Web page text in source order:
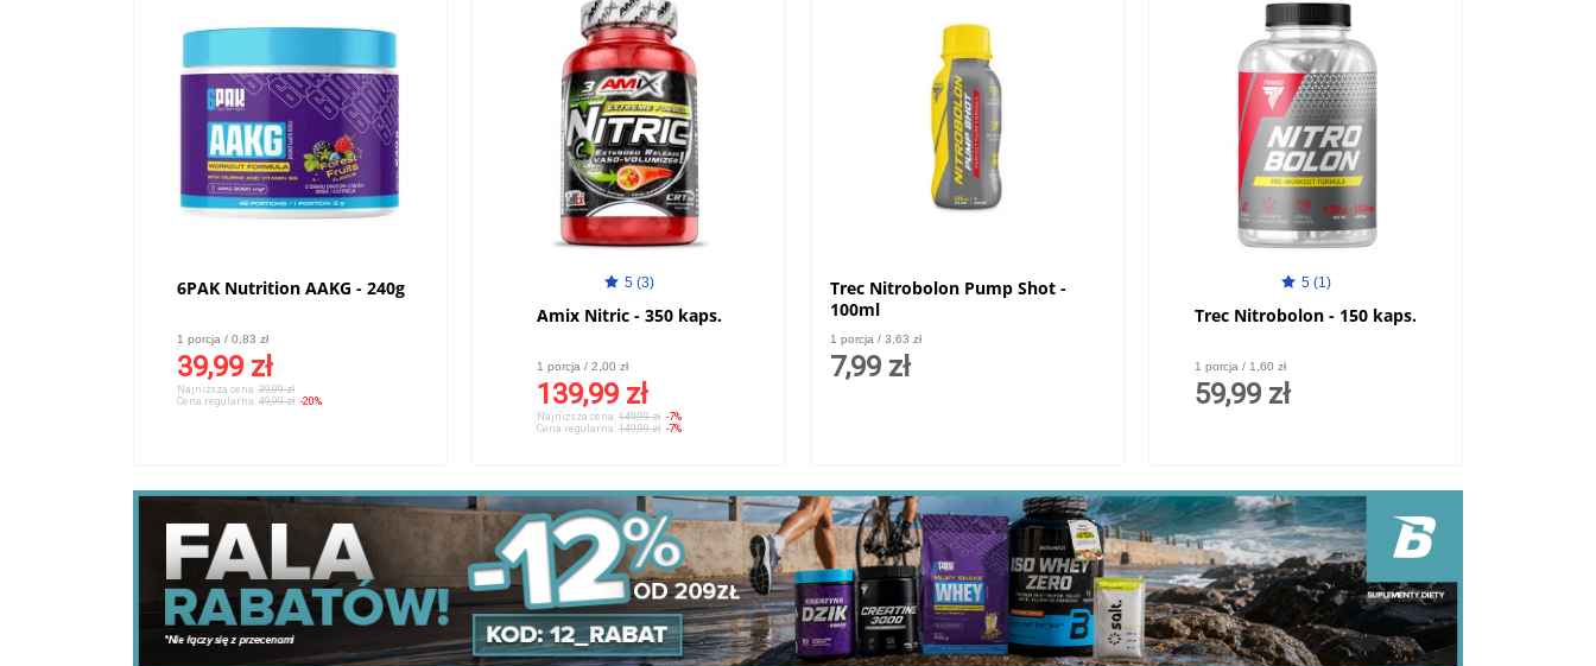
6PAK Nutrition AAKG - 240g
1 porcja / 0,83 zł
39,99 zł
Najniższa cena:39,99 zł
Cena regularna:49,99 zł -20%
5 (3)
Amix Nitric - 350 kaps.
1 porcja / 2,00 zł
139,99 zł
Najniższa cena:149,99 zł -7%
Cena regularna:149,99 zł -7%
Trec Nitrobolon Pump Shot -
100ml
1 porcja / 3,63 zł
7,99 zł
5 (1)
Trec Nitrobolon - 150 kaps.
1 porcja / 1,60 zł
59,99 zł